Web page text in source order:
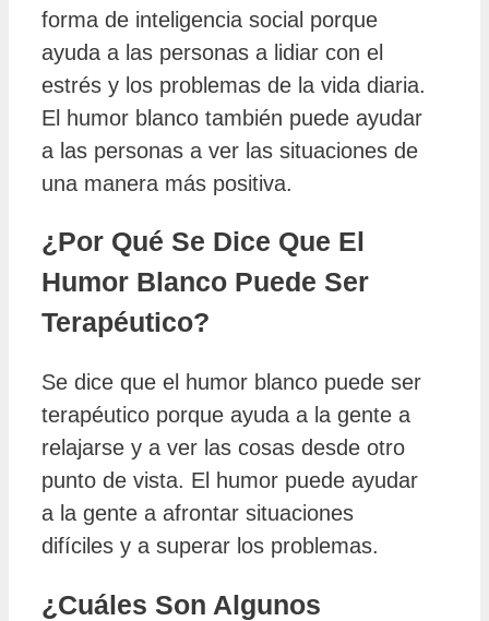
forma de inteligencia social porque
ayuda a las personas a lidiar con el
estrés y los problemas de la vida diaria.
El humor blanco también puede ayudar
a las personas a ver las situaciones de
una manera más positiva.
¿Por Qué Se Dice Que El
Humor Blanco Puede Ser
Terapéutico?
Se dice que el humor blanco puede ser
terapéutico porque ayuda a la gente a
relajarse y a ver las cosas desde otro
punto de vista. El humor puede ayudar
a la gente a afrontar situaciones
difíciles y a superar los problemas.
¿Cuáles Son Algunos